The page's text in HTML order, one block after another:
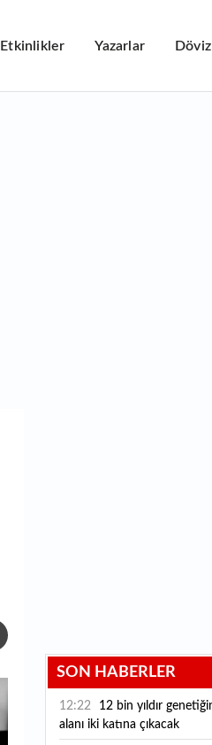
Etkinlikler Yazarlar Döviz
SON HABERLER
12:22
alanı iki katına çıkacak